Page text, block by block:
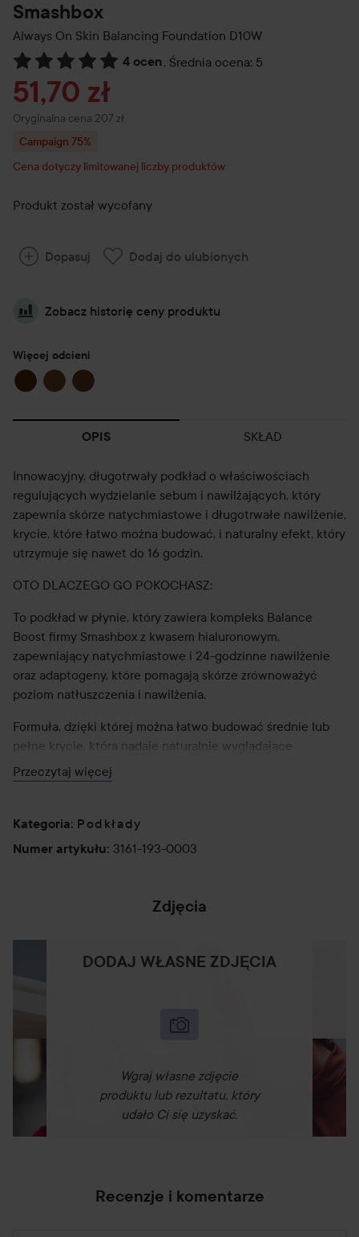
Smashbox
Always On Skin Balancing Foundation D10W
4 ocen, Średnia ocena: 5
Przejdź do Recenzje i komentarze
Cena promocyjna
51,70 zł
Oryginalna cena 207 zł
Cena regularna 207 zł
Campaign 75%
Cena dotyczy limitowanej liczby produktów
Produkt został wycofany
Dopasuj Dodaj do ulubionych
Zobacz historię ceny produktu
Więcej odcieni
OPIS SKŁAD
Innowacyjny, długotrwały podkład o właściwościach
regulujących wydzielanie sebum i nawilżających, który
zapewnia skórze natychmiastowe i długotrwałe nawilżenie,
krycie, które łatwo można budować, i naturalny efekt, który
utrzymuje się nawet do 16 godzin.
OTO DLACZEGO GO POKOCHASZ:
To podkład w płynie, który zawiera kompleks Balance
Boost firmy Smashbox z kwasem hialuronowym,
zapewniający natychmiastowe i 24-godzinne nawilżenie
oraz adaptogeny, które pomagają skórze zrównoważyć
poziom natłuszczenia i nawilżenia.
Formuła, dzięki której można łatwo budować średnie lub
pełne krycie, która nadaje naturalnie wyglądające
wykończenie i wyrównuje koloryt skóry.
- Balance Boost Complex - kwas hialuronowy, adaptogeny
(korzeń lukrecji i szparagi morskie), wodorosty cukrowe i
- Kwas hialuronowy: Zapewnia natychmiastowe i 24-
godzinne nawilżenie
- Adaptogeny (korzeń lukrecji i szparagi morskie): Korzeń
- Kelp cukrowy: Kontroluje wydzielanie sebum
szkodliwymi czynnikami środowiskowymi, takimi jak
zanieczyszczenie i niebieskie światło.
Sposób użycia:
go pędzlem, aby uzyskać efekt
makeup no makeup
Przeczytaj więcej
Kategoria: Podkłady
Numer artykułu: 3161-193-0003
Zdjęcia
DODAJ WŁASNE ZDJĘCIA
Wgraj własne zdjęcie
produktu lub rezultatu, który
udało Ci się uzyskać.
Recenzje i komentarze